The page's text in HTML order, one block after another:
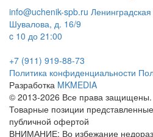
info@uchenik-spb.ru
Шувалова, д. 16/9
c 10 до 21:00
+7 (911) 919-88-73
Политика конфиденциальности
Разработка MKMEDIA
© 2013-2026 Все права защищены.
Товарные позиции
публичной офертой
ВНИМАНИЕ: Во избежание